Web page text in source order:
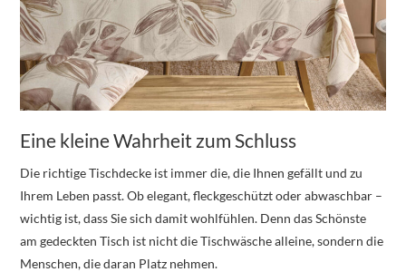
Eine kleine Wahrheit zum Schluss
Die richtige Tischdecke ist immer die, die Ihnen gefällt und zu
Ihrem Leben passt. Ob elegant, fleckgeschützt oder abwaschbar –
wichtig ist, dass Sie sich damit wohlfühlen. Denn das Schönste
am gedeckten Tisch ist nicht die Tischwäsche alleine, sondern die
Menschen, die daran Platz nehmen.